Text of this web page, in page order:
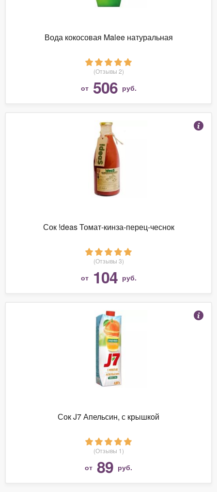
Вода кокосовая Malee натуральная
(Отзывы 2)
от 506 руб.
Сок !deas Томат-кинза-перец-чеснок
(Отзывы 3)
от 104 руб.
Сок J7 Апельсин, с крышкой
(Отзывы 1)
от 89 руб.